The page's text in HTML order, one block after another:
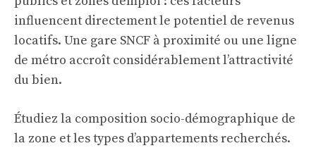
influencent directement le potentiel de revenus
locatifs. Une gare SNCF à proximité ou une ligne
de métro accroît considérablement l’attractivité
du bien.
Étudiez la composition socio-démographique de
la zone et les types d’appartements recherchés.